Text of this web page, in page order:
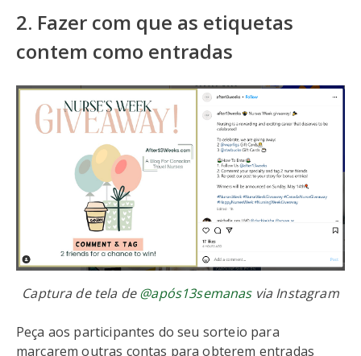
2. Fazer com que as etiquetas
contem como entradas
Captura de tela de@após13semanasvia Instagram
Peça aos participantes do seu sorteio para
marcarem outras contas para obterem entradas